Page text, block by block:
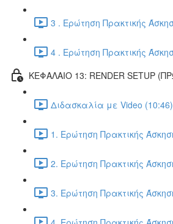
3 . Ερώτηση Πρακτικής
4 . Ερώτηση Πρακτικής
ΚΕΦΑΛΑΙΟ 13: RENDER SETUP
Διδασκαλία με Video (10:46)
1. Ερώτηση Πρακτικής
2. Ερώτηση Πρακτικής
3. Ερώτηση Πρακτικής